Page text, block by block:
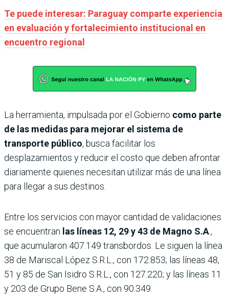
Te puede interesar: Paraguay comparte experiencia
en evaluación y fortalecimiento institucional en
encuentro regional
La herramienta, impulsada por el Gobierno como parte
de las medidas para mejorar el sistema de
transporte público, busca facilitar los
desplazamientos y reducir el costo que deben afrontar
diariamente quienes necesitan utilizar más de una línea
para llegar a sus destinos.
Entre los servicios con mayor cantidad de validaciones
se encuentran las líneas 12, 29 y 43 de Magno S.A.,
que acumularon 407.149 transbordos. Le siguen la línea
38 de Mariscal López S.R.L., con 172.853; las líneas 48,
51 y 85 de San Isidro S.R.L., con 127.220; y las líneas 11
y 203 de Grupo Bene S.A., con 90.349.